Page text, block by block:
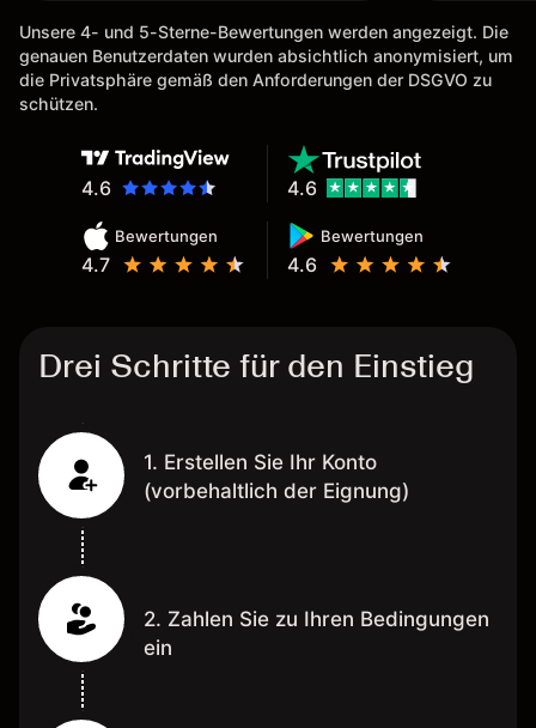
möglich. Berichte, Auszüge OK.
Eine Diagrammfunktion wie es
bei Naga ist wäre
Unsere 4- und 5-Sterne-Bewertungen werden angezeigt. Die
genauen Benutzerdaten wurden absichtlich anonymisiert, um
die Privatsphäre gemäß den Anforderungen der DSGVO zu
schützen.
4.6
Bewertungen
4.7
Bewertungen
4.6
4.6
Drei Schritte für den Einstieg
1. Erstellen Sie Ihr Konto
(vorbehaltlich der Eignung)
2. Zahlen Sie zu Ihren Bedingungen
ein